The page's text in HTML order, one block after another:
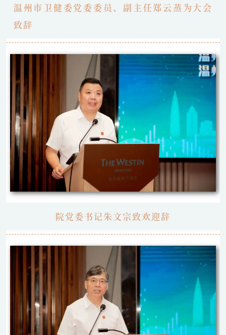
温州市卫健委党委委员、副主任郑云蒸为大会
致辞
院党委书记朱文宗致欢迎辞